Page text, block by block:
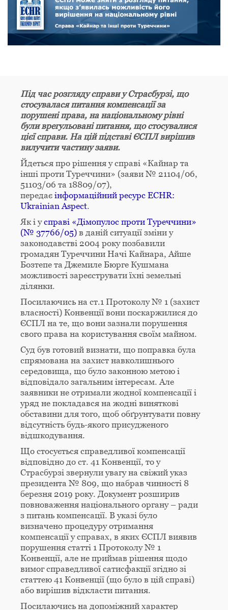
Під час розгляду справи у Страсбурзі, що
стосувалася питання компенсації за
порушені права, на національному рівні
були врегульовані питання, що стосувалися
цієї справи. На цій підставі ЄСПЛ вирішив
вилучити частину заяви.
Йдеться про рішення у справі «Кайнар та
інші проти Туреччини» (заяви № 21104/06,
51103/06 та 18809/07),
передає інформаційний ресурс ECHR:
Ukrainian Aspect.
Як і усправі «Дімопулос проти Туреччини»
(№ 37766/05) в даній ситуації зміни у
законодавстві 2004 року позбавили
громадян Туреччини Начі Кайнара, Айше
Бозтепе та Джемиле Бюрге Кушмана
можливості зареєструвати їхні земельні
ділянки.
Посилаючись на ст.1 Протоколу № 1 (захист
власності) Конвенції вони поскаржилися до
ЄСПЛ на те, що вони зазнали порушення
свого права на користування своїм майном.
Суд був готовий визнати, що поправка була
спрямована на захист навколишнього
середовища, що було законною метою і
відповідало загальним інтересам. Але
заявники не отримали жодної компенсації і
уряд не покладався на жодні виняткові
обставини для того, щоб обґрунтувати повну
відсутність будь-якого присудженого
відшкодування.
Що стосується справедливої компенсації
відповідно до ст. 41 Конвенції, то у
Страсбурзі звернули увагу на свіжий указ
президента № 809, що набрав чинності 8
березня 2019 року. Документ розширив
повноваження національного органу – ради
з питань компенсації. В указі було
визначено процедуру отримання
компенсації у справах, в яких ЄСПЛ виявив
порушення статті 1 Протоколу № 1
Конвенції, але не приймав рішення щодо
вимог справедливої сатисфакції згідно зі
статтею 41 Конвенції (що було в цій справі)
або вирішив відкласти питання.
Посилаючись на допоміжний характер